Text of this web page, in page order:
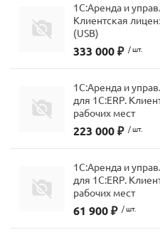
1С:Аренда и
Клиентская
(USB)
333 000 ₽ / шт.
1С:Аренда и
для 1С:ERP.
рабочих мест
223 000 ₽ / шт.
1С:Аренда и
для 1С:ERP.
рабочих мест
61 900 ₽ / шт.